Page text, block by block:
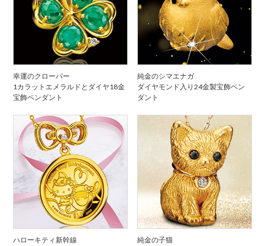
幸運のクローバー
1カラットエメラルドとダイヤ18金
宝飾ペンダント
純金のシマエナガ
ダイヤモンド入り24金製宝飾ペン
ダント
ハローキティ新幹線
純金の子猫